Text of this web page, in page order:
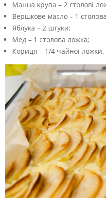
Манна крупа – 2 столові
Вершкове масло – 1
Яблука – 2 штуки;
Мед – 1 столова ложка;
Кориця – 1/4 чайної ложки.